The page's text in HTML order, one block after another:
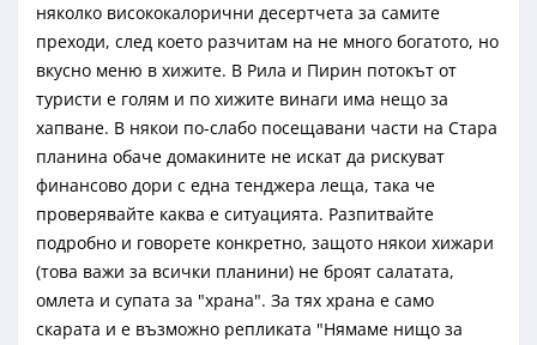
няколко висококалорични десертчета за самите
преходи, след което разчитам на не много богатото, но
вкусно меню в хижите. В Рила и Пирин потокът от
туристи е голям и по хижите винаги има нещо за
хапване. В някои по-слабо посещавани части на Стара
планина обаче домакините не искат да рискуват
финансово дори с една тенджера леща, така че
проверявайте каква е ситуацията. Разпитвайте
подробно и говорете конкретно, защото някои хижари
(това важи за всички планини) не броят салатата,
омлета и супата за "храна". За тях храна е само
скарата и е възможно репликата "Нямаме нищо за